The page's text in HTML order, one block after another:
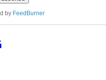
by FeedBurner